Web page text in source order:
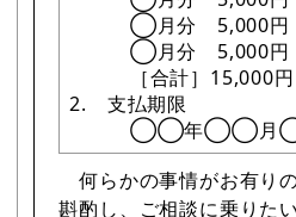
◯月分 5,000円
◯月分 5,000円
［合計］15,000円
2. 支払期限
◯◯年◯◯月
何らかの事情がお有り
斟酌し、ご相談に乗りた